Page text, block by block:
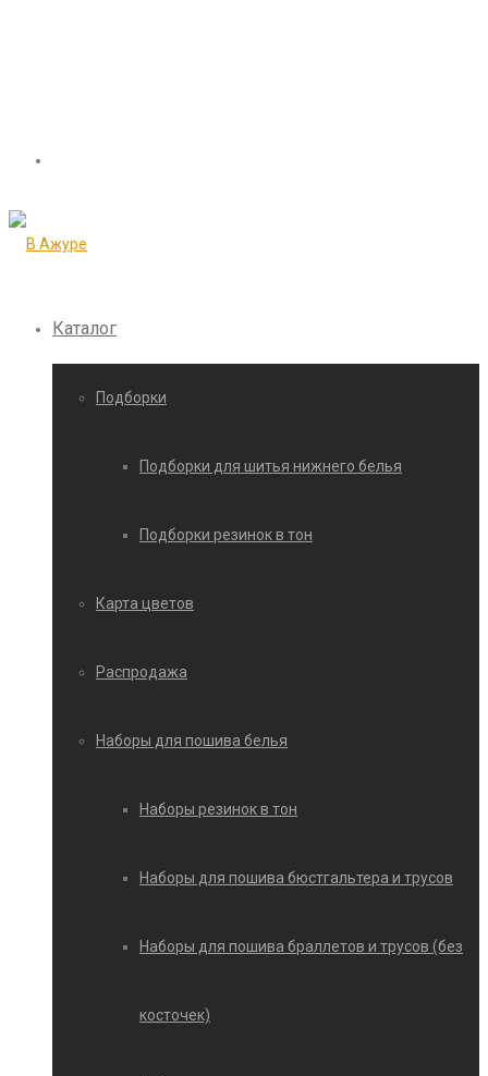
Каталог
Подборки
Подборки для шитья нижнего белья
Подборки резинок в тон
Карта цветов
Распродажа
Наборы для пошива белья
Наборы резинок в тон
Наборы для пошива бюстгальтера и трусов
Наборы для пошива браллетов и трусов (без
косточек)